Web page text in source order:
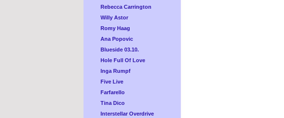
Rebecca Carrington
Willy Astor
Romy Haag
Ana Popovic
Blueside 03.10.
Hole Full Of Love
Inga Rumpf
Five Live
Farfarello
Tina Dico
Interstellar Overdrive